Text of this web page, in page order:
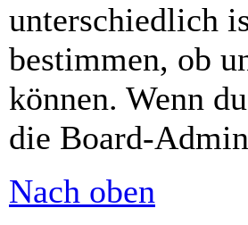
unterschiedlich
bestimmen, ob
können. Wenn
die Board-
Nach oben